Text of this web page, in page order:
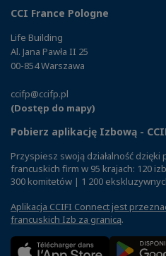
CCI France Pologne
Life Building
Al. Jana Pawła II 25
00-854 Warszawa
ccifp@ccifp.pl
(Dostęp do mapy)
Pobierz aplikację Izbową -
Przyspiesz swoją działalność
francuskich firm w 95 krajach: 120
300 komitetów | 1 200
Aplikacja CCIFI Connect jest
francuskich Izb za granicą.